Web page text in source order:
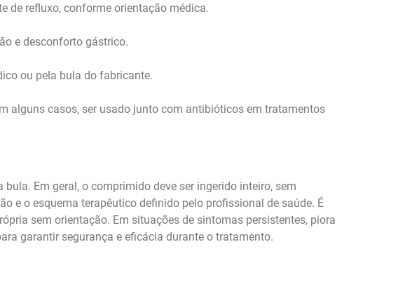
de refluxo, conforme orientação médica.
e desconforto gástrico.
ou pela bula do fabricante.
alguns casos, ser usado junto com antibióticos em tratamentos
Em geral, o comprimido deve ser ingerido inteiro, sem
e o esquema terapêutico definido pelo profissional de saúde. É
sem orientação. Em situações de sintomas persistentes, piora
garantir segurança e eficácia durante o tratamento.